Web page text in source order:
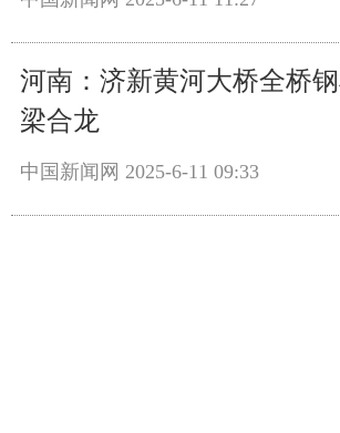
河南：济新黄河大桥全桥
梁合龙
中国新闻网 2025-6-11 09:33